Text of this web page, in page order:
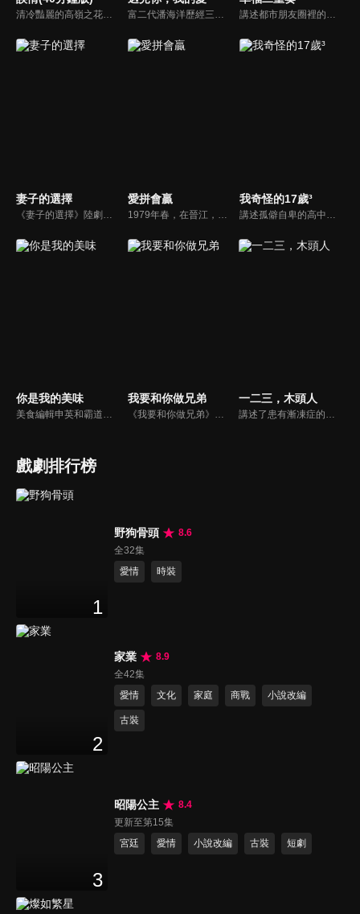
清冷豔麗的高嶺之花江時淺在遭受霸淩、暴力等一系列事件後，華麗蛻變逆襲歸來，用一場精心策劃強勢開啟自己的復仇之路，最終收穫內心救贖與愛情的故事。 富二代潘海洋歷經三次失敗婚姻，認為金錢阻礙愛情。唯第一任妻子陸雪怡真心待他。好友伊軒勸他隱藏身份。他在酒吧對芭蕾舞演員韓夢瑤一見鍾情。便化身業務經理與她相戀。熱戀中潘海洋決定娶韓夢瑤，卻在婚前發現韓夢瑤三年前曾是自己公司員工，進而揭開伊軒與韓夢瑤為還債設局圖謀他財產的陰謀... 講述都市朋友圈裡的好女好男們，在生活與職場的人際關係中經受重重磨練，解鎖夫妻與朋友之間最自洽的相處之道，尋找幸福真諦的故事。
妻子的選擇 愛拼會贏 我奇怪的17歲³
你是我的美味
美食編輯申英和霸道上司鄭道並肩作戰，在職場中越挫越勇，最終愛情事業雙豐收，温情小奶狗于思成和雜誌攝影師同為職場打工人，也一起在吃瓜和磕糖中共同成長。
我要和你做兄弟
《我要和你做兄弟》陸劇線上看。叛逆少年高陽（辛雲來）和寡言學霸葉曉文（陳宥維）機緣巧合下成為「養成系兄弟」，從而展開了一段雞飛狗跳的溫暖治愈故事。
一二三，木頭人
講述了患有漸凍症的天才鋼琴少女許多橙在過氣歌手江楠的幫助下，勇敢面對疾病，用音樂治癒彼此，最終收穫愛情的故事。許多橙出生于普通工薪家庭，在鋼琴上有著獨特的領悟力，音樂學院畢業在即的她，卻被突如其來的疾病——（ALS）“漸凍症”打亂人生軌跡...
戲劇排行榜
1
野狗骨頭
8.6
全32集
愛情
時裝
2
家業
8.9
全42集
愛情
文化 家庭 商戰 小說改編
古裝
3
昭陽公主
8.4
更新至第15集
宮廷
愛情 小說改編 古裝 短劇